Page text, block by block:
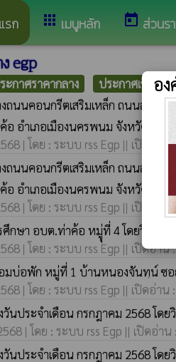
รก apps เมนูหลัก today ส่วนร
egp
ะกาศราคากลาง ประกาศเชิญชวน
ถนนคอนกรีตเสริมเหล็ก ถนนสายน
อ อำเภอเมืองนครพนม จังหวัดนค
| โดย : ระบบ rss Egp || เปิดอ่าน
ถนนคอนกรีตเสริมเหล็ก ถนนสายน
อ อำเภอเมืองนครพนม จังหวัดนค
| โดย : ระบบ rss Egp || เปิดอ่าน
กษา อบต.ท่าค้อ หมูุ่ที่ 4 โดยวิธีเฉพ
| โดย : ระบบ rss Egp || เปิดอ่าน
มบ่อพัก หมู่ที่ 1 บ้านหนองจันทฺน์ ซอย
| โดย : ระบบ rss Egp || เปิดอ่าน
นประจำเดือน กรกฎาคม 2568 โดย
| โดย : ระบบ rss Egp || เปิดอ่าน
นประจำเดือน กรกฎาคม 2568 โดย
อ